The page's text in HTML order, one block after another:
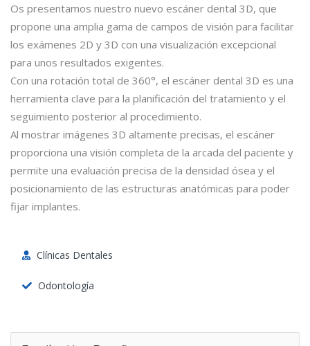
Os presentamos nuestro nuevo escáner dental 3D, que
propone una amplia gama de campos de visión para facilitar
los exámenes 2D y 3D con una visualización excepcional
para unos resultados exigentes.
Con una rotación total de 360°, el escáner dental 3D es una
herramienta clave para la planificación del tratamiento y el
seguimiento posterior al procedimiento.
Al mostrar imágenes 3D altamente precisas, el escáner
proporciona una visión completa de la arcada del paciente y
permite una evaluación precisa de la densidad ósea y el
posicionamiento de las estructuras anatómicas para poder
fijar implantes.
Clínicas Dentales
Odontología